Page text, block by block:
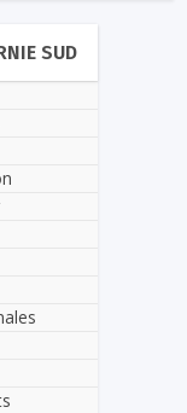
SUD